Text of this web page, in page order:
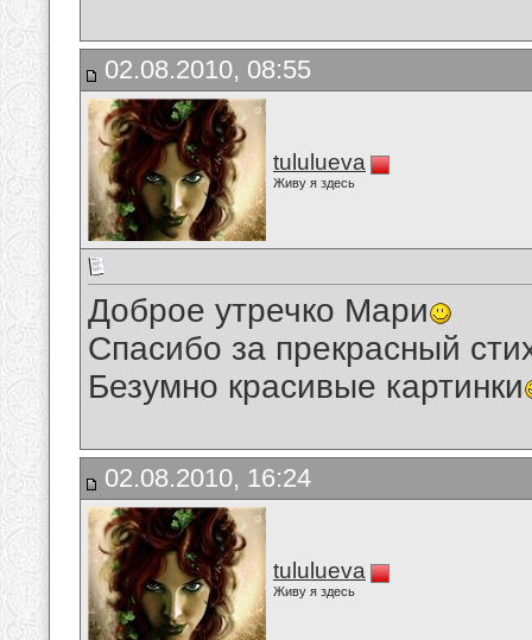
02.08.2010, 08:55
tululueva
Живу я здесь
Доброе утречко Мари
Спасибо за прекрасный
Безумно красивые картинки
02.08.2010, 16:24
tululueva
Живу я здесь